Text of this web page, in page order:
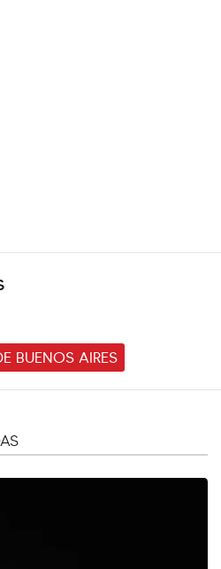
BUENOS AIRES